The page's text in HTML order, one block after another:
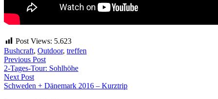
Post Views: 5.623
Bushcraft, Outdoor, treffen
Beitragsnavigation
Previous Post
Previous
post:
2-Tages-Tour: Sohlhöhe
Next Post
Next
Schweden + Dänemark 2016 – Kurztrip